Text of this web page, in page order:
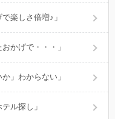
楽しさ倍増♪」
かげで・・・」
」わからない」
ル探し」